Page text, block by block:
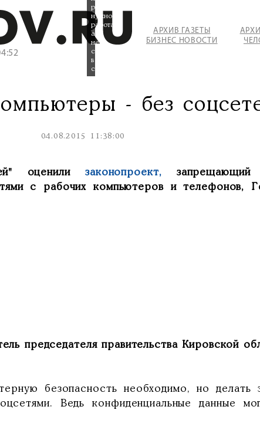
АРХИВ ГАЗЕТЫ
БИЗНЕС НОВОСТИ
работе
нужно
работать,
а
не
сидеть
в
соцсетях.
- без
04.08.2015 11:38:00
оценилизаконопроект, запрещающий
с рабочих компьютеров и телефонов,
председателя правительства Кировской
безопасность необходимо, но делать
Ведь конфиденциальные данные